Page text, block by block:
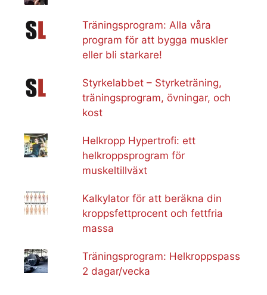
Träningsprogram: Alla våra
program för att bygga muskler
eller bli starkare!
Styrkelabbet – Styrketräning,
träningsprogram, övningar, och
kost
Helkropp Hypertrofi: ett
helkroppsprogram för
muskeltillväxt
Kalkylator för att beräkna din
kroppsfettprocent och fettfria
massa
Träningsprogram: Helkroppspass
2 dagar/vecka